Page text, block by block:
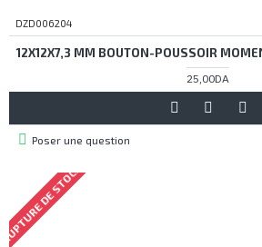
DZD006204
12X12X7,3 MM BOUTON-POUSSOIR
25,00DA
Poser une question
DE STOCK